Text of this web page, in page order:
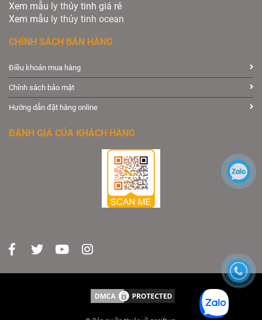
Xem mẫu ly thủy tinh giá rẻ
Xem mẫu ly thủy tinh ocean
CHÍNH SÁCH BÁN HÀNG
Điều khoản mua hàng
Chính sách bảo mật
Hướng dẫn đặt hàng online
ĐÁNH GIÁ CỦA KHÁCH HÀNG